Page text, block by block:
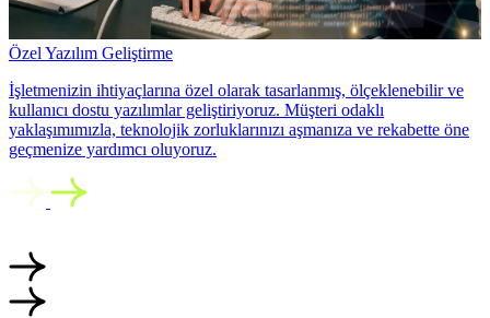
Özel Yazılım Geliştirme
İşletmenizin ihtiyaçlarına özel olarak tasarlanmış, ölçeklenebilir ve
kullanıcı dostu yazılımlar geliştiriyoruz. Müşteri odaklı
yaklaşımımızla, teknolojik zorluklarınızı aşmanıza ve rekabette öne
geçmenize yardımcı oluyoruz.